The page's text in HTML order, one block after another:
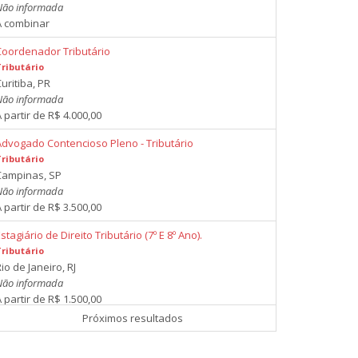
informada
combinar
Tributário
PR
informada
partir de R$ 4.000,00
Contencioso Pleno - Tributário
SP
informada
partir de R$ 3.500,00
de Direito Tributário (7º E 8º Ano).
de Janeiro, RJ
informada
partir de R$ 1.500,00
Próximos resultados